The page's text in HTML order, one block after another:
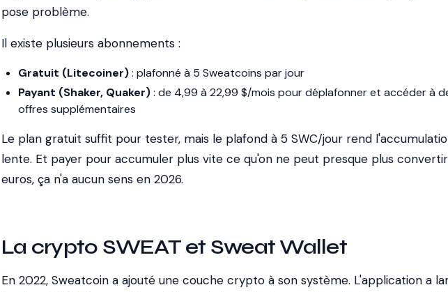
pose problème.
Il existe plusieurs abonnements :
Gratuit (Litecoiner): plafonné à 5 Sweatcoins par jour
Payant (Shaker, Quaker): de 4,99 à 22,99 $/mois pour déplafonner et accéder à
offres supplémentaires
Le plan gratuit suffit pour tester, mais le plafond à 5 SWC/jour rend
lente. Et payer pour accumuler plus vite ce qu'on ne peut presque plus
euros, ça n'a aucun sens en 2026.
La crypto SWEAT et Sweat Wallet
En 2022, Sweatcoin a ajouté une couche crypto à son système. L'application a